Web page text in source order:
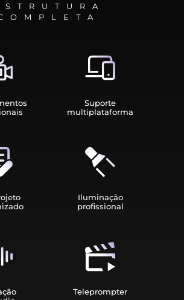
Suporte
multiplata­forma
Iluminação
profissional
Teleprompter